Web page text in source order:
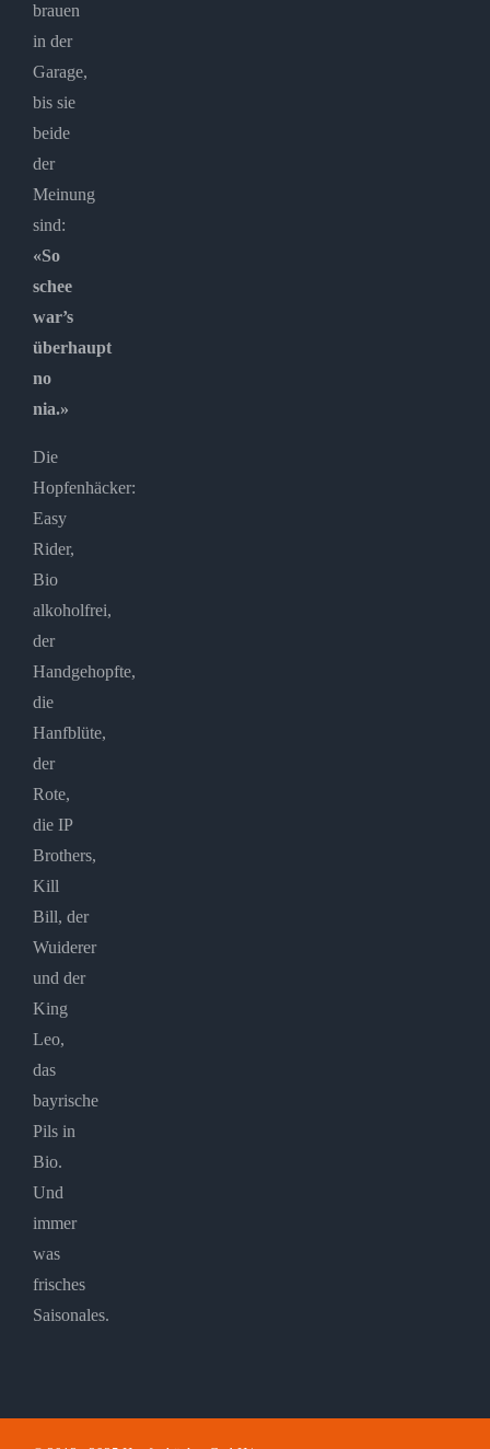
brauen
in der
Garage,
bis sie
beide
der
Meinung
sind:
«So
schee
war’s
überhaupt
no
nia.»
Die
Hopfenhäcker:
Easy
Rider,
Bio
alkoholfrei,
der
Handgehopfte,
die
Hanfblüte,
der
Rote,
die IP
Brothers,
Kill
Bill, der
Wuiderer
und der
King
Leo,
das
bayrische
Pils in
Bio.
Und
immer
was
frisches
Saisonales.